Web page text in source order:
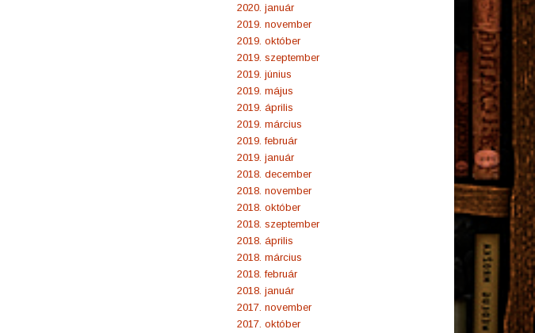
2020. január
2019. november
2019. október
2019. szeptember
2019. június
2019. május
2019. április
2019. március
2019. február
2019. január
2018. december
2018. november
2018. október
2018. szeptember
2018. április
2018. március
2018. február
2018. január
2017. november
2017. október